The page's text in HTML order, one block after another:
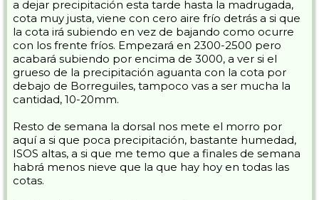
a dejar precipitación esta tarde hasta la madrugada,
cota muy justa, viene con cero aire frío detrás a si que
la cota irá subiendo en vez de bajando como ocurre
con los frente fríos. Empezará en 2300-2500 pero
acabará subiendo por encima de 3000, a ver si el
grueso de la precipitación aguanta con la cota por
debajo de Borreguiles, tampoco vas a ser mucha la
cantidad, 10-20mm.
Resto de semana la dorsal nos mete el morro por
aquí a si que poca precipitación, bastante humedad,
ISOS altas, a si que me temo que a finales de semana
habrá menos nieve que la que hay hoy en todas las
cotas.